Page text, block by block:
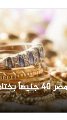
تراجع الذهب في مصر